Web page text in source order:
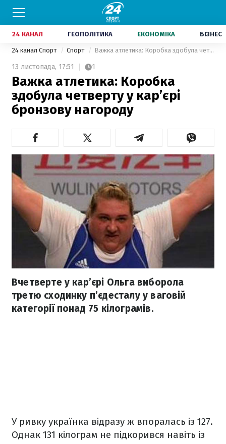
24 КАНАЛ ГЕОПОЛІТИКА ЕКОНОМІКА БІЗНЕС
24 канал Спорт Спорт Важка атлетика: Коробка здобула четверту у кар’єрі бронзову нагороду
13 листопада, 17:51 1
Важка атлетика: Коробка
здобула четверту у кар’єрі
бронзову нагороду
Вчетверте у кар’єрі Ольга виборола
третю сходинку п’єдесталу у ваговій
категорії понад 75 кілограмів.
У ривку українка відразу ж впоралась із 127.
Однак 131 кілограм не підкорився навіть із